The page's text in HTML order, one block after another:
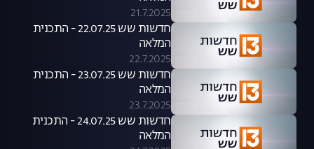
21.7.2025
חדשות שש 22.07.25 - התכנית
המלאה
22.7.2025
חדשות שש 23.07.25 - התכנית
המלאה
23.7.2025
חדשות שש 24.07.25 - התכנית
המלאה